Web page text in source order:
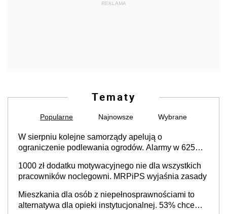
REKLAMA
Tematy
Popularne Najnowsze Wybrane
W sierpniu kolejne samorządy apelują o
ograniczenie podlewania ogrodów. Alarmy w 625
cały kraj
1000 zł dodatku motywacyjnego nie dla wszystkich
pracowników noclegowni. MRPiPS wyjaśnia zasady
Mieszkania dla osób z niepełnosprawnościami to
alternatywa dla opieki instytucjonalnej. 53% chce